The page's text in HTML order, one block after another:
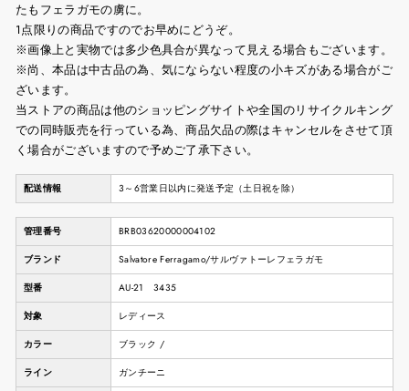
たもフェラガモの虜に。
1点限りの商品ですのでお早めにどうぞ。
※画像上と実物では多少色具合が異なって見える場合もございます。
※尚、本品は中古品の為、気にならない程度の小キズがある場合がご
ざいます。
当ストアの商品は他のショッピングサイトや全国のリサイクルキング
での同時販売を行っている為、商品欠品の際はキャンセルをさせて頂
く場合がございますので予めご了承下さい。
配送情報 3～6営業日以内に発送予定（土日祝を除）
管理番号 BRB03620000004102
ブランド Salvatore Ferragamo/サルヴァトーレフェラガモ
型番 AU-21 3435
対象 レディース
カラー ブラック /
ライン ガンチーニ